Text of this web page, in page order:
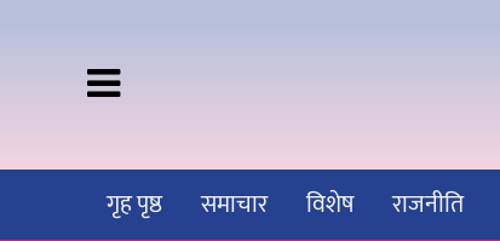
गृह पृष्ठ समाचार विशेष राजनीति